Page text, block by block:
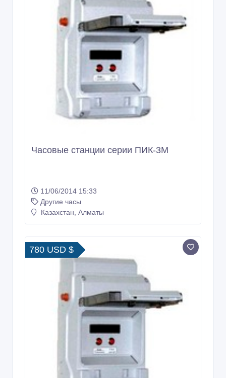
Часовые станции серии ПИК-3М
11/06/2014 15:33
Другие часы
Казахстан, Алматы
780 USD $